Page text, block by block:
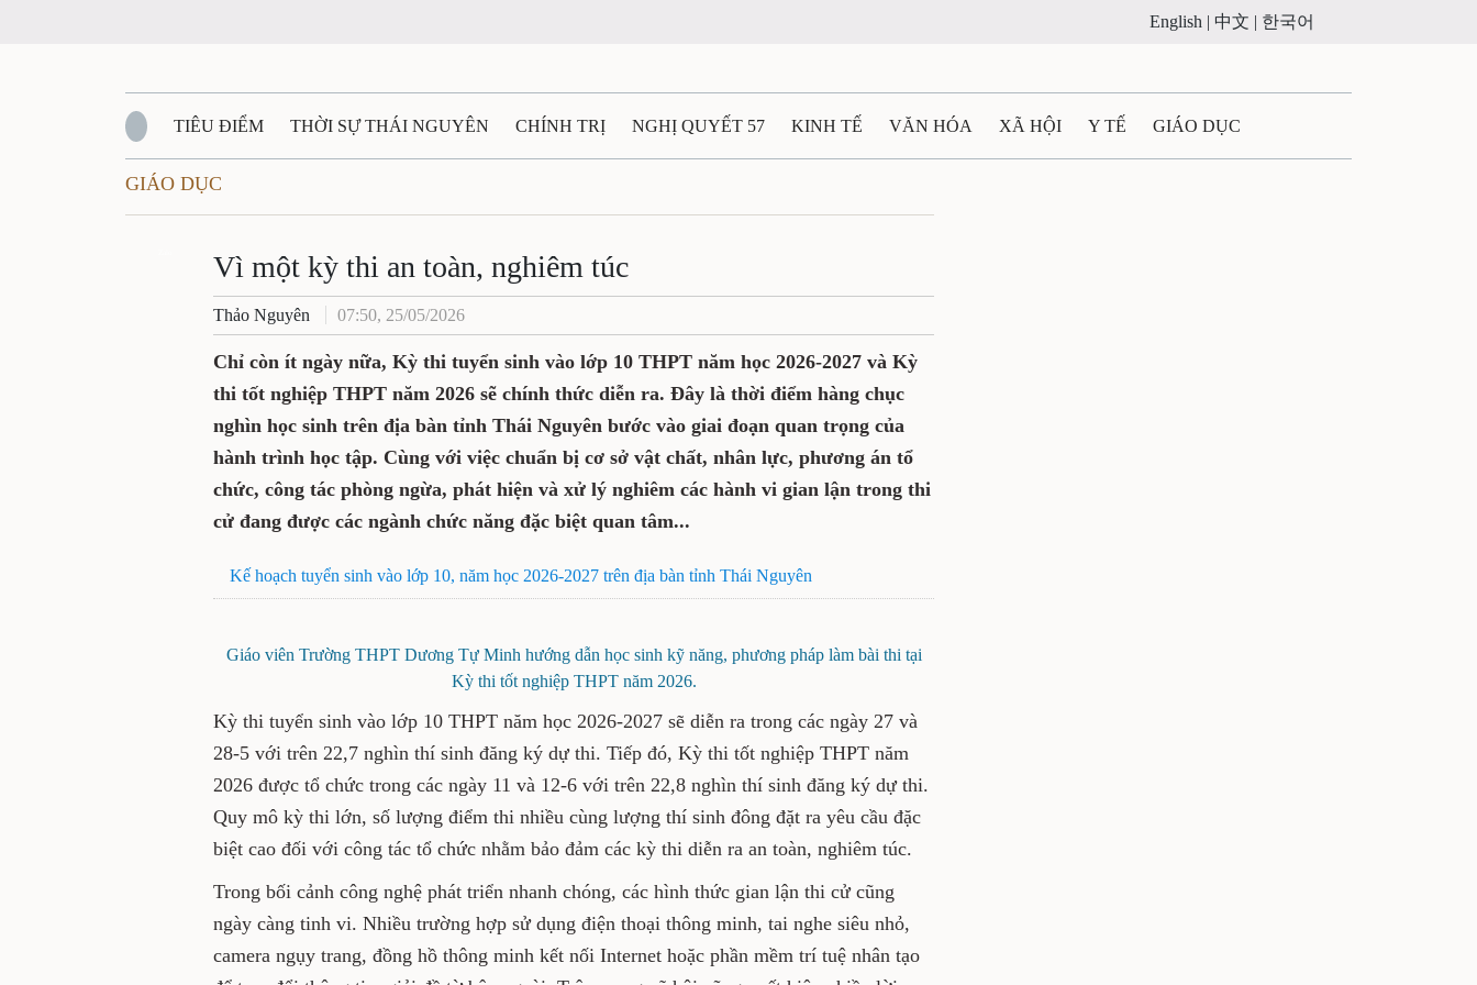
English | 中文 | 한국어
TIÊU ĐIỂM THỜI SỰ THÁI NGUYÊN CHÍNH TRỊ NGHỊ QUYẾT 57 KINH TẾ VĂN HÓA XÃ HỘI Y TẾ GIÁO DỤC
QUỐC PHÒNG - AN NINH
QUÊ HƯƠNG - ĐẤT NƯỚC QUỐC TẾ TÀI NGUYÊN - MÔI TRƯỜNG
VĂN BẢN, CHÍNH SÁCH MỚI VĂN NGHỆ THÁI NGUYÊN
GIÁO DỤC
Vì một kỳ thi an toàn, nghiêm túc
Thảo Nguyên 07:50, 25/05/2026
Chỉ còn ít ngày nữa, Kỳ thi tuyển sinh vào lớp 10 THPT năm học 2026-2027 và Kỳ
thi tốt nghiệp THPT năm 2026 sẽ chính thức diễn ra. Đây là thời điểm hàng chục
nghìn học sinh trên địa bàn tỉnh Thái Nguyên bước vào giai đoạn quan trọng của
hành trình học tập. Cùng với việc chuẩn bị cơ sở vật chất, nhân lực, phương án tổ
chức, công tác phòng ngừa, phát hiện và xử lý nghiêm các hành vi gian lận trong thi
cử đang được các ngành chức năng đặc biệt quan tâm...
Kế hoạch tuyển sinh vào lớp 10, năm học 2026-2027 trên địa bàn tỉnh Thái Nguyên
Giáo viên Trường THPT Dương Tự Minh hướng dẫn học sinh kỹ năng, phương pháp làm bài thi tại
Kỳ thi tốt nghiệp THPT năm 2026.
Kỳ thi tuyển sinh vào lớp 10 THPT năm học 2026-2027 sẽ diễn ra trong các ngày 27 và
28-5 với trên 22,7 nghìn thí sinh đăng ký dự thi. Tiếp đó, Kỳ thi tốt nghiệp THPT năm
2026 được tổ chức trong các ngày 11 và 12-6 với trên 22,8 nghìn thí sinh đăng ký dự thi.
Quy mô kỳ thi lớn, số lượng điểm thi nhiều cùng lượng thí sinh đông đặt ra yêu cầu đặc
biệt cao đối với công tác tổ chức nhằm bảo đảm các kỳ thi diễn ra an toàn, nghiêm túc.
Trong bối cảnh công nghệ phát triển nhanh chóng, các hình thức gian lận thi cử cũng
ngày càng tinh vi. Nhiều trường hợp sử dụng điện thoại thông minh, tai nghe siêu nhỏ,
camera ngụy trang, đồng hồ thông minh kết nối Internet hoặc phần mềm trí tuệ nhân tạo